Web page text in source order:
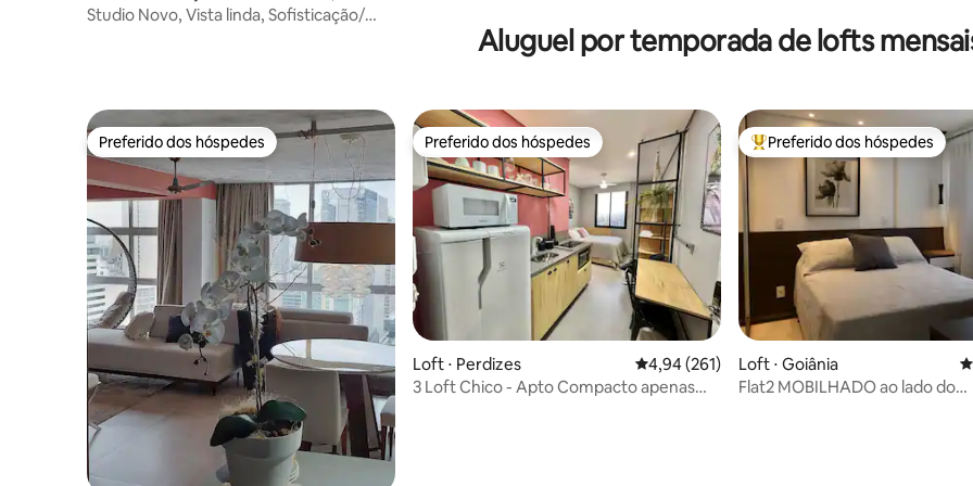
Studio Novo, Vista linda, Sofisticação/
Aluguel por temporada de lofts
Preferido dos hóspedes
Preferido dos hóspedes Preferido dos hóspedes
Preferido dos hóspedes
Loft ⋅ Perdizes 4,94 de uma avaliação média de 5, 261
4,94 (261)
3 Loft Chico - Apto Compacto apenas
Entre os melhores preferidos
Preferido dos hóspedes
Loft ⋅ Goiânia
Flat2 MOBILHADO ao lado do